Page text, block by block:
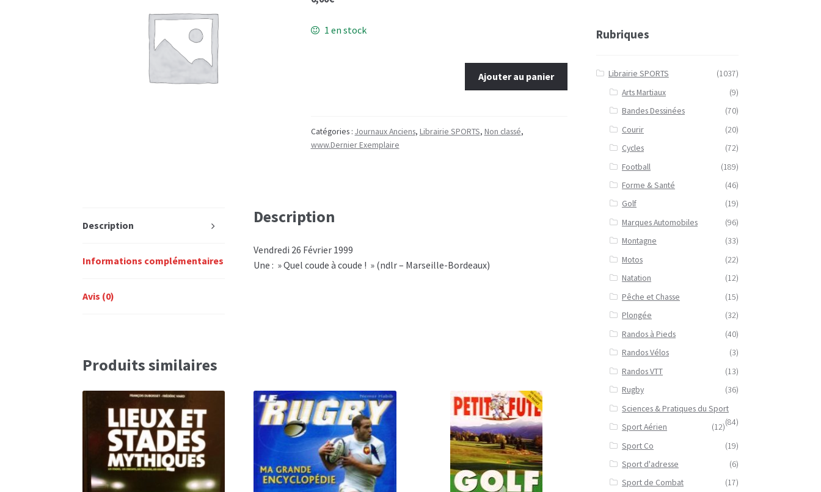
1 en stock
1999
Ajouter au panier
Catégories : Journaux Anciens, Librairie SPORTS, Non classé,
www.Dernier Exemplaire
Description
Informations complémentaires
Avis (0)
Description
Vendredi 26 Février 1999
Une : » Quel coude à coude ! » (ndlr – Marseille-Bordeaux)
Produits similaires
Rubriques
Librairie SPORTS
(1037)
Arts Martiaux
(9)
Bandes Dessinées
(70)
Courir
(20)
Cycles
(72)
Football
(189)
Forme & Santé
(46)
Golf
(19)
Marques Automobiles
(96)
Montagne
(33)
Motos
(22)
Natation
(12)
Pêche et Chasse
(15)
Plongée
(32)
Randos à Pieds
(40)
Randos Vélos
(3)
Randos VTT
(13)
Rugby
(36)
Sciences & Pratiques du Sport
(84)
Sport Aérien
(12)
Sport Co
(19)
Sport d'adresse
(6)
Sport de Combat
(17)